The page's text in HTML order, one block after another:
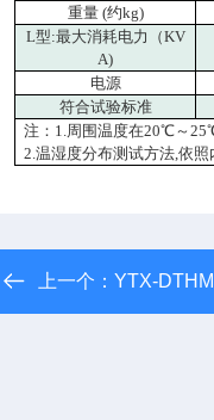
重量 (约kg)
L型:最大消耗电力（KV
A)
电源
符合试验标准
注：1.周围温度在20℃～
2.温湿度分布测试方法,依
上一个： YTX-